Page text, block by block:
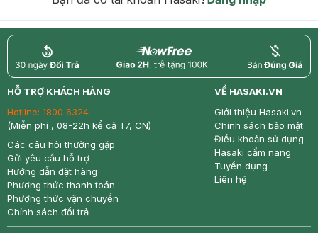
return nowfree price
HỖ TRỢ KHÁCH HÀNG
Hotline: 1800 6324
(Miễn phí , 08-22h kể cả T7, CN)
Các câu hỏi thường gặp
Gửi yêu cầu hỗ trợ
Hướng dẫn đặt hàng
Phương thức thanh toán
Phương thức vận chuyển
Chính sách đổi trả
VỀ HASAKI.VN
Giới thiệu Hasaki.vn
Chính sách bảo mật
Điều khoản sử dụng
Hasaki cẩm nang
Tuyển dụng
Liên hệ